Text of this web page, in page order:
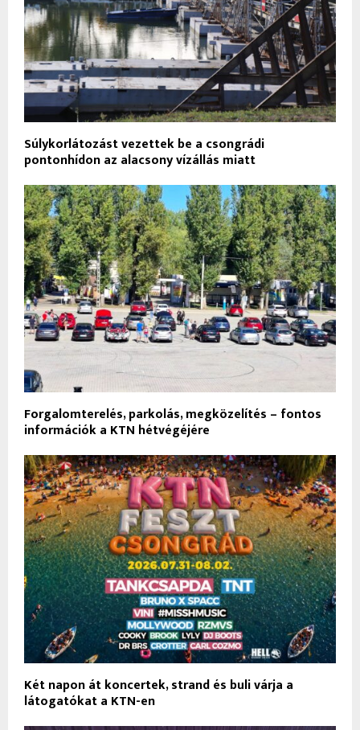
Súlykorlátozást vezettek be a csongrádi
pontonhídon az alacsony vízállás miatt
Forgalomterelés, parkolás, megközelítés – fontos
információk a KTN hétvégéjére
Két napon át koncertek, strand és buli várja a
látogatókat a KTN-en